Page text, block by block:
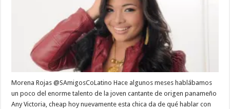
Morena Rojas @SAmigosCoLatino Hace algunos meses hablábamos
un poco del enorme talento de la joven cantante de origen panameño
Any Victoria, cheap hoy nuevamente esta chica da de qué hablar con